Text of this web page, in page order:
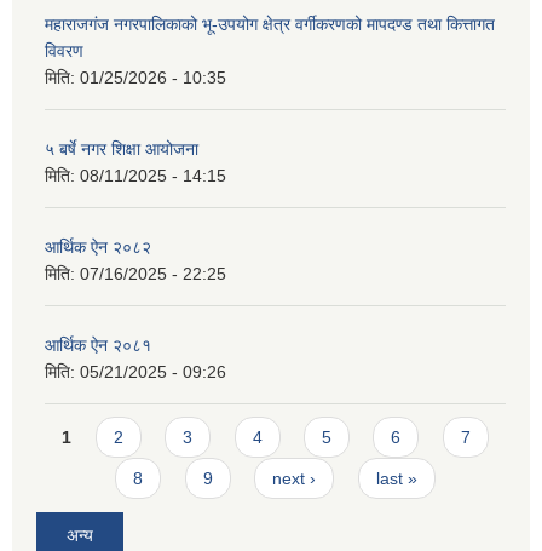
महाराजगंज नगरपालिकाको भू-उपयोग क्षेत्र वर्गीकरणको मापदण्ड तथा कित्तागत
विवरण
मिति: 01/25/2026 - 10:35
५ बर्षे नगर शिक्षा आयोजना
मिति: 08/11/2025 - 14:15
आर्थिक ऐन २०८२
मिति: 07/16/2025 - 22:25
आर्थिक ऐन २०८१
मिति: 05/21/2025 - 09:26
Pages
1 2 3 4 5 6 7
8 9 next › last »
अन्य